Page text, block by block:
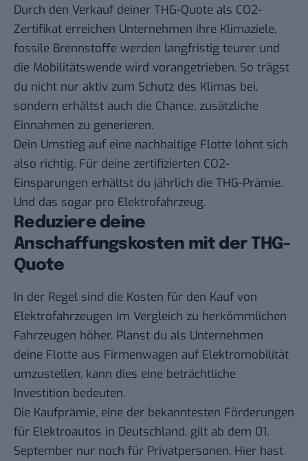
Durch den Verkauf deiner THG-Quote als CO2-
Zertifikat erreichen Unternehmen ihre Klimaziele,
fossile Brennstoffe werden langfristig teurer und
die Mobilitätswende wird vorangetrieben. So trägst
du nicht nur aktiv zum Schutz des Klimas bei,
sondern erhältst auch die Chance, zusätzliche
Einnahmen zu generieren.
Dein Umstieg auf eine nachhaltige Flotte lohnt sich
also richtig. Für deine zertifizierten CO2-
Einsparungen erhältst du jährlich die THG-Prämie.
Und das sogar pro Elektrofahrzeug.
Reduziere deine
Anschaffungskosten mit der THG-
Quote
In der Regel sind die Kosten für den Kauf von
Elektrofahrzeugen im Vergleich zu herkömmlichen
Fahrzeugen höher. Planst du als Unternehmen
deine Flotte aus Firmenwagen auf Elektromobilität
umzustellen, kann dies eine beträchtliche
Investition bedeuten.
Die Kaufprämie, eine der bekanntesten Förderungen
für Elektroautos in Deutschland, gilt ab dem 01.
September nur noch für Privatpersonen. Hier hast